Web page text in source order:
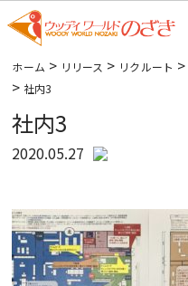
ホーム > リリース > リクルート >
> 社内3
社内3
2020.05.27